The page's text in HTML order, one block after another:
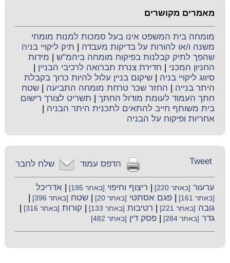
מאמרים מקושרים
מומחה בית המשפט אינו בעל סמכות למנות מומחי
משנה ו/או להורות על בדיקות מעבדה
תיק ליקויי בניה
שהפך לתיק קבלנות בפיקוח מומחה ביהמ"ש
מידות
החניון המכני
חדירת צנרת תברואה לרכיבי הבניין
סיווג ליקויי בניה |שיקום בניין עלול להיות כרוך בקבלת
היתר בנייה
החזר שכר טרחת מומחה התביעה |שטח
חתך העמוד לעומת מודול החתך
תשריט לצורך רישום
בית משותף חייב להתאים לתכנית היתר הבניה
אחריות ופיקוח על הבניה
שלח לחבר הדפס עמוד Tweet
ערעור [באתר 220] ריצוף וחיפוי [באתר 195] |אדריכל
[באתר 161] |פגם אסתטי [באתר 20] |שטח [באתר 396]
גובה [באתר 221] רטיבות [באתר 133] קורות [באתר 316]
גדר [באתר 284] |פסק דין [באתר 482]